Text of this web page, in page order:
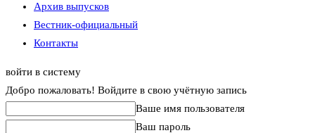
Архив выпусков
Вестник-официальный
Контакты
войти в систему
Добро пожаловать! Войдите в свою учётную запись
Ваше имя пользователя
Ваш пароль